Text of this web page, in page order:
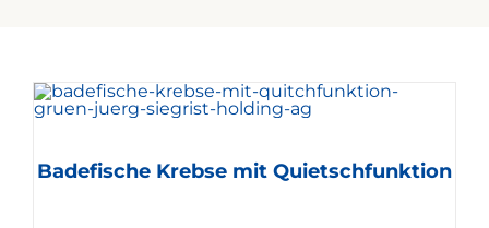
Badefische Krebse mit Quietschfunktion